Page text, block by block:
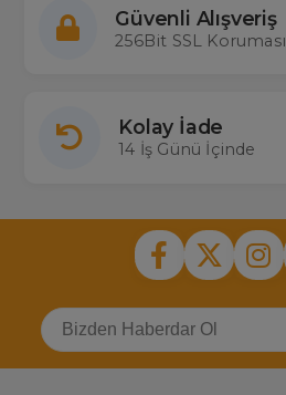
Güvenli Alışveriş
256Bit SSL Koruması
Kolay İade
14 İş Günü İçinde